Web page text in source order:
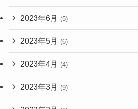
2023年6月 (5)
2023年5月 (6)
2023年4月 (4)
2023年3月 (9)